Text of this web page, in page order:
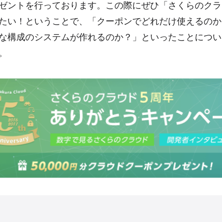
ントを行っております。この際にぜひ「さくらのク
い！ということで、「クーポンでどれだけ使えるの
構成のシステムが作れるのか？」といったことにつ